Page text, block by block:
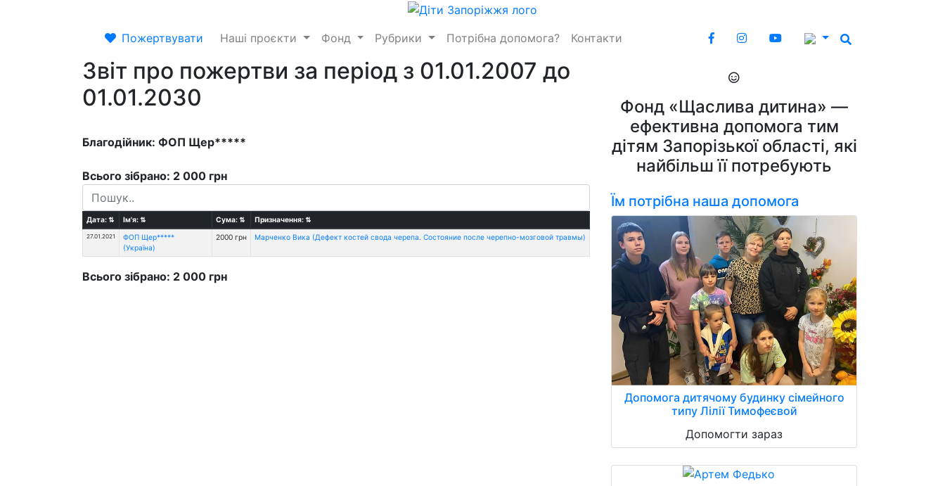
Пожертвувати Наші проєкти Фонд Рубрики Потрібна допомога? Контакти
Звіт про пожертви за період з 01.01.2007 до
01.01.2030
Благодійник: ФОП Щер*****
Всього зібрано: 2 000 грн
Дата:⇅ Ім'я:⇅ Сума:⇅ Призначення:⇅
27.01.2021
ФОП Щер*****
(Україна)
2000 грн Марченко Вика (Дефект костей свода черепа. Состояние после черепно-мозговой травмы)
Всього зібрано: 2 000 грн
Фонд «Щаслива дитина» —
ефективна допомога тим
дітям Запорізької області, які
найбільш її потребують
Їм потрібна наша допомога
Допомога дитячому будинку сімейного
типу Лілії Тимофеєвой
Допомогти зараз